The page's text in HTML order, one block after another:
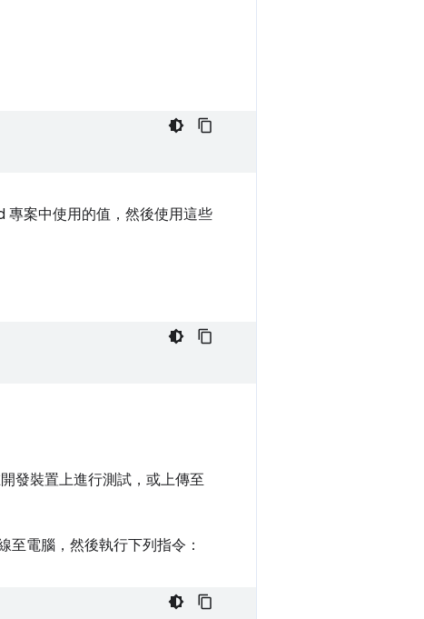
專案中使用的值，然後使用這些
發裝置上進行測試，或上傳至
電腦，然後執行下列指令：